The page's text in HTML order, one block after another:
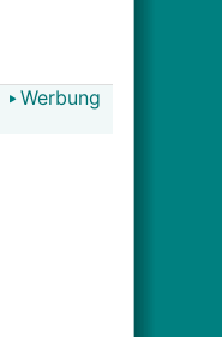
Werbung